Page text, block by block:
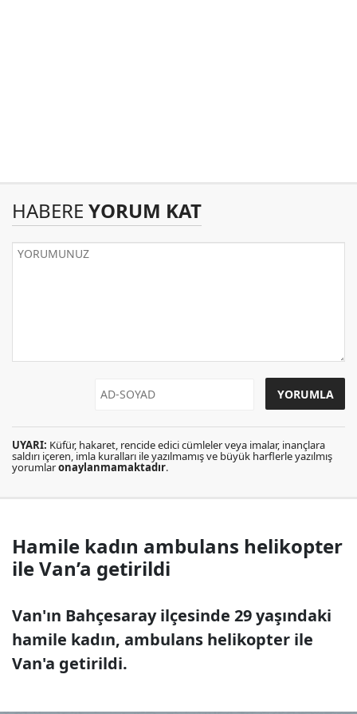
HABERE YORUM KAT
UYARI: Küfür, hakaret, rencide edici cümleler veya imalar, inançlara
saldırı içeren, imla kuralları ile yazılmamış ve büyük harflerle yazılmış
yorumlaronaylanmamaktadır.
Hamile kadın ambulans helikopter
ile Van’a getirildi
Van'ın Bahçesaray ilçesinde 29 yaşındaki
hamile kadın, ambulans helikopter ile
Van'a getirildi.